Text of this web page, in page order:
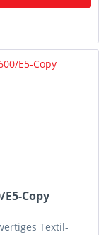
Copy
Textil-